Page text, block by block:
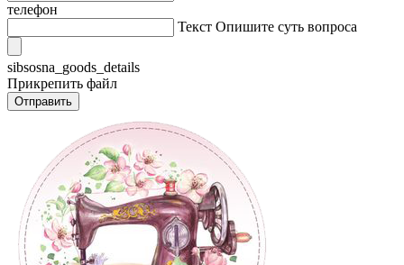
телефон
Текст Опишите суть вопроса
sibsosna_goods_details
Прикрепить файл
Отправить